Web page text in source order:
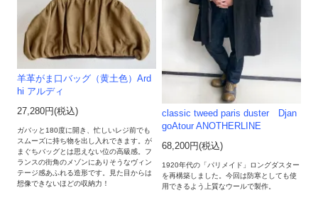
羊革がま口バッグ（黄土色）Ard
hi アルディ
27,280円(税込)
ガバッと180度に開き、忙しいレジ前でも
スムーズに持ち物を出し入れできます。が
まぐちバッグとは思えない位の高級感。フ
ランスの街角のメゾンにありそうなヴィン
テージ感あふれる造形です。見た目からは
想像できないほどの収納力！
classic tweed paris duster Djan
goAtour ANOTHERLINE
68,200円(税込)
1920年代の「パリメイド」ロングダスター
を再構築しました。今回は防寒としても使
用できるよう上質なウールで製作。